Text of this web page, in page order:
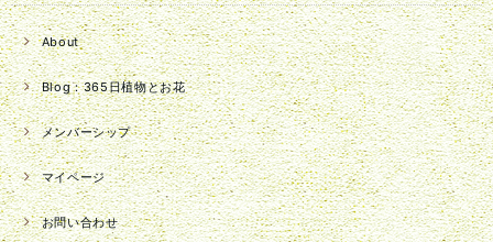
About
Blog：365日植物とお花
メンバーシップ
マイページ
お問い合わせ